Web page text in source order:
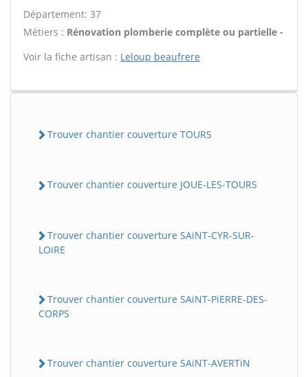
Département: 37
Métiers : Rénovation plomberie complète ou partielle -
Voir la fiche artisan : Leloup beaufrere
Trouver chantier couverture TOURS
Trouver chantier couverture JOUE-LES-TOURS
Trouver chantier couverture SAiNT-CYR-SUR-
LOiRE
Trouver chantier couverture SAiNT-PiERRE-DES-
CORPS
Trouver chantier couverture SAiNT-AVERTiN